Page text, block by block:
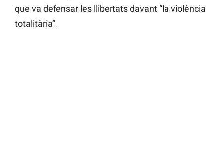
que va defensar les llibertats davant “la violència
totalitària”.